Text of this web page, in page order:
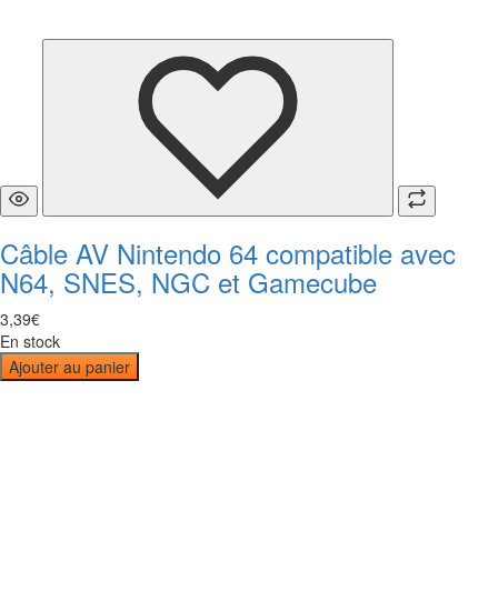
Câble AV Nintendo 64 compatible avec
N64, SNES, NGC et Gamecube
3,39€
En stock
Ajouter au panier